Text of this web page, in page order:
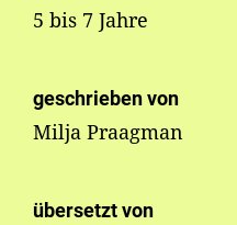
5 bis 7 Jahre
geschrieben von
Milja Praagman
übersetzt von